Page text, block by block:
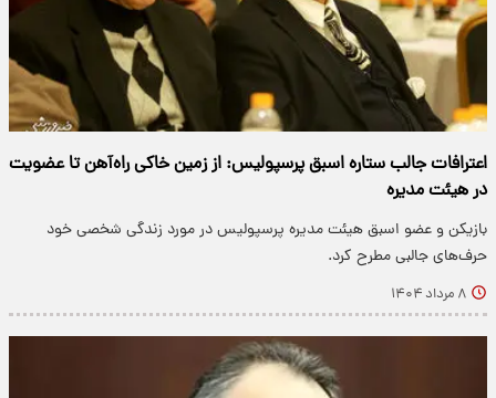
اعترافات جالب ستاره اسبق پرسپولیس: از زمین خاکی راه‌آهن تا عضویت
در هیئت مدیره
بازیکن و عضو اسبق هیئت مدیره پرسپولیس در مورد زندگی شخصی خود
حرف‌های جالبی مطرح کرد.
۸ مرداد ۱۴۰۴